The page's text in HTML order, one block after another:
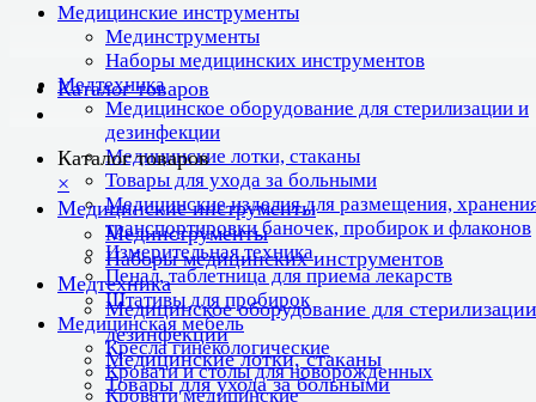
Медицинские инструменты
Мединструменты
Наборы медицинских инструментов
Медтехника
Медицинское оборудование для стерилизации и
дезинфекции
Медицинские лотки, стаканы
Товары для ухода за больными
Медицинские изделия для размещения,
транспортировки баночек, пробирок и флаконов
Измерительная техника
Пенал, таблетница для приема лекарств
Штативы для пробирок
Медицинская мебель
Кресла гинекологические
Кровати и столы для новорожденных
Кровати медицинские
Каталог товаров
Каталог товаров
×
Медицинские инструменты
Мединструменты
Наборы медицинских инструментов
Медтехника
Медицинское оборудование для
дезинфекции
Медицинские лотки, стаканы
Товары для ухода за больными